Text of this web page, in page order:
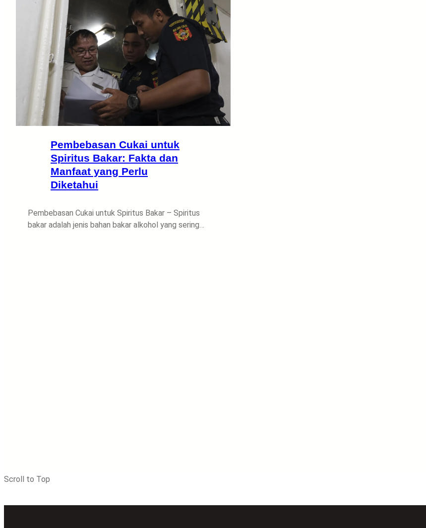
Pembebasan Cukai untuk
Spiritus Bakar: Fakta dan
Manfaat yang Perlu
Diketahui
Pembebasan Cukai untuk Spiritus Bakar – Spiritus
bakar adalah jenis bahan bakar alkohol yang sering…
Scroll to Top